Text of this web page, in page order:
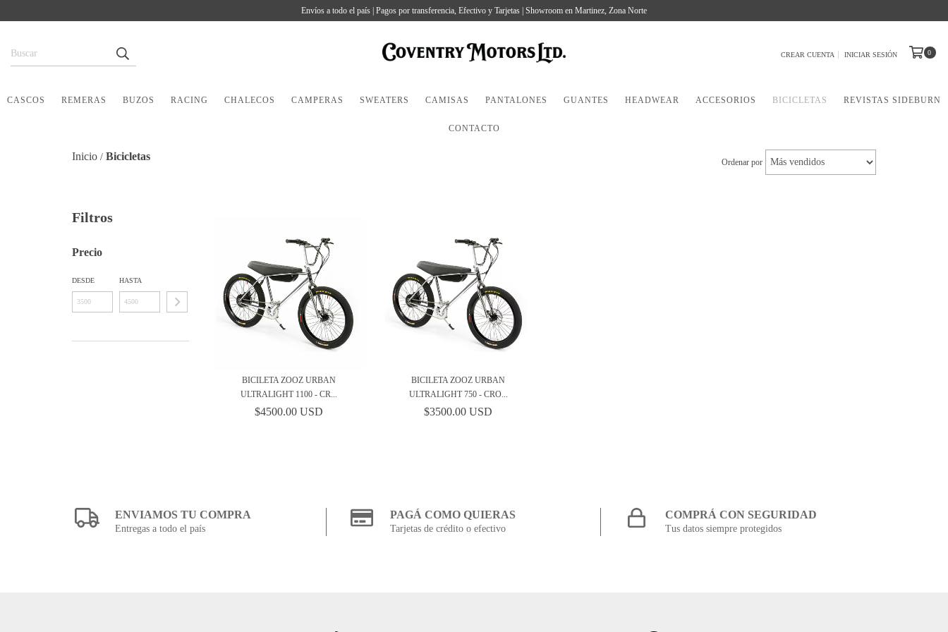
Envíos a todo el país | Pagos por transferencia, Efectivo y Tarjetas | Showroom en Martinez, Zona Norte
CREAR CUENTA INICIAR SESIÓN 0
CASCOS REMERAS BUZOS RACING CHALECOS CAMPERAS SWEATERS CAMISAS PANTALONES GUANTES HEADWEAR ACCESORIOS BICICLETAS REVISTAS SIDEBURN
CONTACTO
Inicio / Bicicletas Ordenar por
Filtros
Precio
DESDE HASTA
BICILETA ZOOZ URBAN
ULTRALIGHT 1100 - CR...
$4500.00 USD
BICILETA ZOOZ URBAN
ULTRALIGHT 750 - CRO...
$3500.00 USD
ENVIAMOS TU COMPRA
Entregas a todo el país
PAGÁ COMO QUIERAS
Tarjetas de crédito o efectivo
COMPRÁ CON SEGURIDAD
Tus datos siempre protegidos